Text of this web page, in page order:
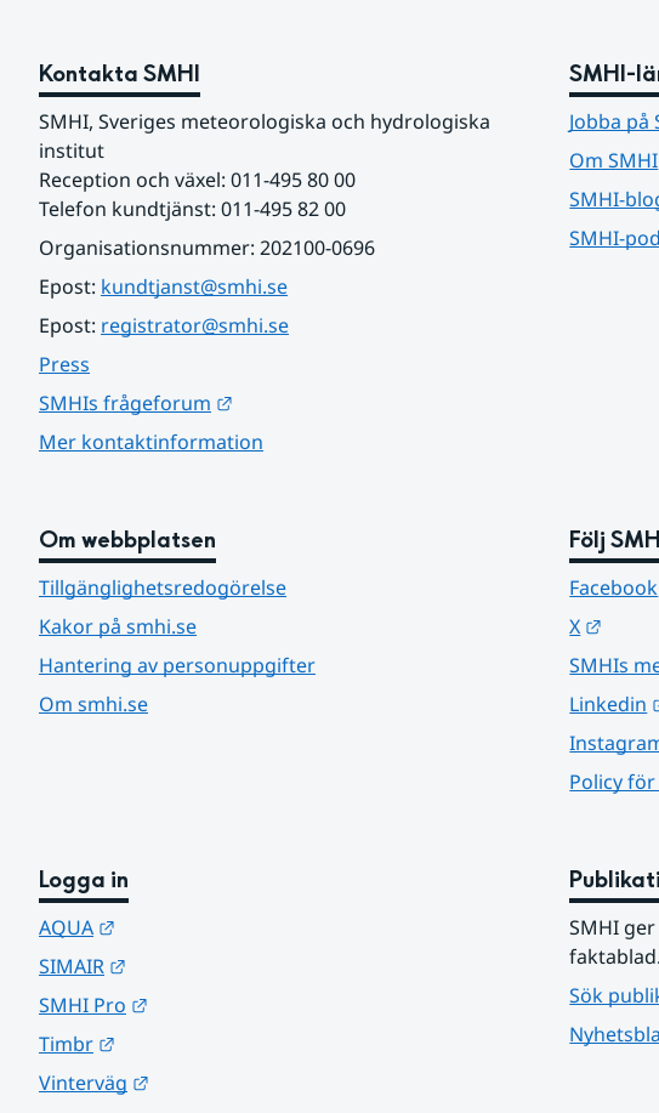
Kontakta SMHI
SMHI, Sveriges meteorologiska och hydrologiska
institut
Reception och växel: 011-495 80 00
Telefon kundtjänst: 011-495 82 00
Organisationsnummer: 202100-0696
Epost: kundtjanst@smhi.se
Epost: registrator@smhi.se
Press
SMHIs frågeforum
Mer kontaktinformation
SMHI-
Jobba på
Om SMHI
SMHI-
SMHI-
Om webbplatsen
Tillgänglighetsredogörelse
Kakor på smhi.se
Hantering av personuppgifter
Om smhi.se
Följ
Facebook
X
SMHIs
Linkedin
Policy
Logga in
AQUA
SIMAIR
SMHI Pro
Timbr
Vinterväg
SMHI
faktablad.
Sök